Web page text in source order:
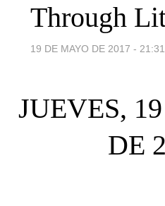
Through
19 DE MAYO DE 2017 - 21:31
JUEVES,
DE